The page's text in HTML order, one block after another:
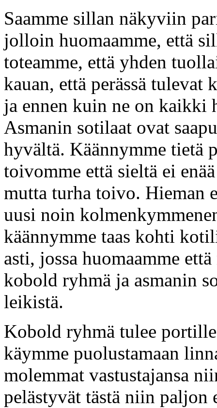
Saamme sillan näkyviin
jolloin huomaamme, että
toteamme, että yhden
kauan, että perässä
ja ennen kuin ne on kaikki
Asmanin sotilaat ovat
hyvältä. Käännymme
toivomme että sieltä ei
mutta turha toivo. Hieman
uusi noin
käännymme taas kohti
asti, jossa huomaamme
kobold ryhmä ja asmanin
leikistä.
Kobold ryhmä tulee
käymme puolustamaan
molemmat vastustajansa
pelästyvät tästä niin paljon